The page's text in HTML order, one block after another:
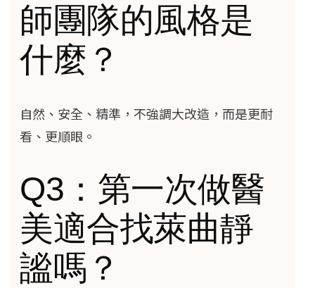
師團隊的風格是
什麼？
自然、安全、精準，不強調大改造，而是更耐
看、更順眼。
Q3：第一次做醫
美適合找萊曲靜
謐嗎？